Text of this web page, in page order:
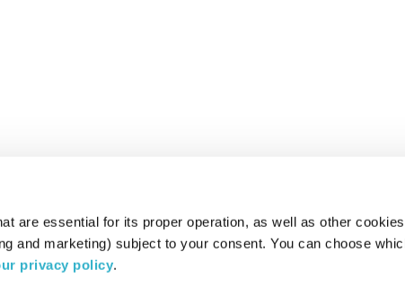
are essential for its proper operation, as well as other
and marketing) subject to your consent. You can choose
privacy policy.